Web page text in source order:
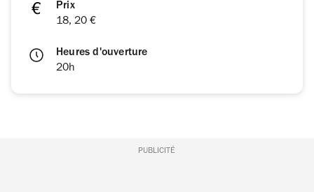
Prix
18, 20 €
Heures d'ouverture
20h
PUBLICITÉ